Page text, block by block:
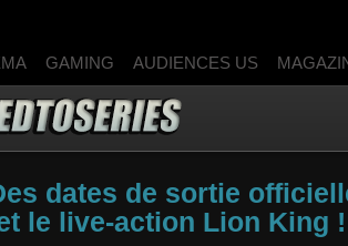
GAMING AUDIENCES US
dates de sortie
le live-action Lion King !